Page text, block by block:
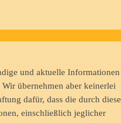
und aktuelle Informationen
übernehmen aber keinerlei
dafür, dass die durch diese
einschließlich jeglicher